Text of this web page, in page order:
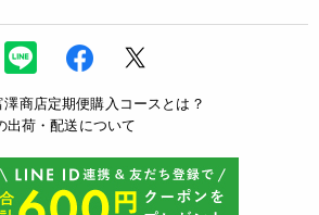
澤商店定期便購入コースとは？
出荷・配送について